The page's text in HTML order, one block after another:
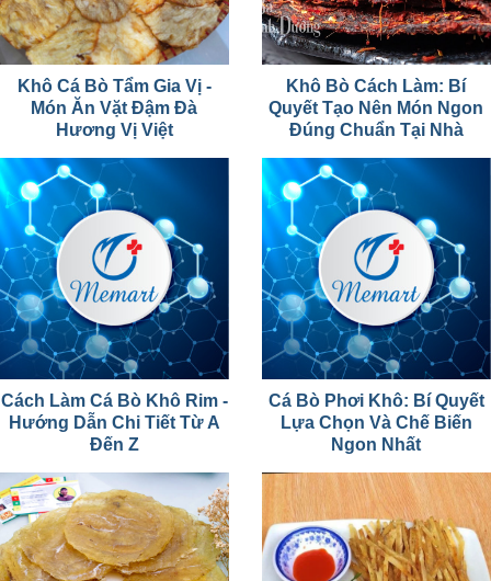
Khô Cá Bò Tẩm Gia Vị -
Món Ăn Vặt Đậm Đà
Hương Vị Việt
Khô Bò Cách Làm: Bí
Quyết Tạo Nên Món Ngon
Đúng Chuẩn Tại Nhà
Cách Làm Cá Bò Khô Rim -
Hướng Dẫn Chi Tiết Từ A
Đến Z
Cá Bò Phơi Khô: Bí Quyết
Lựa Chọn Và Chế Biến
Ngon Nhất